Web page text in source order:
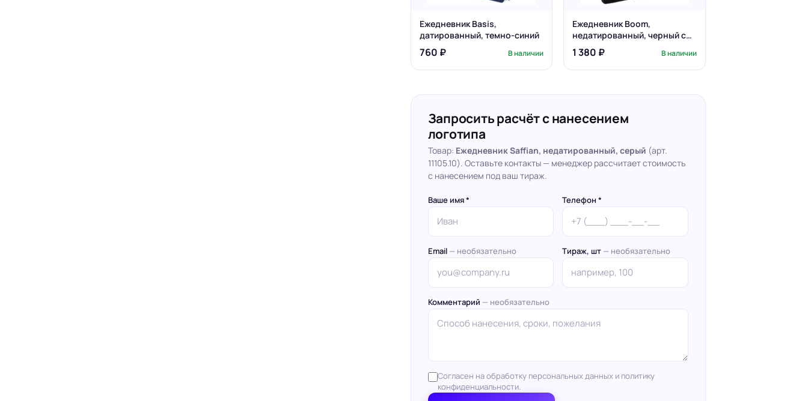
Ежедневник Basis,
датированный, темно-синий
760 ₽ В наличии
Ежедневник Boom,
недатированный, черный с
красным
1 380 ₽ В наличии
Запросить расчёт с нанесением
логотипа
Товар: Ежедневник Saffian, недатированный, серый (арт.
11105.10). Оставьте контакты — менеджер рассчитает стоимость
с нанесением под ваш тираж.
Ваше имя * Телефон *
Email — необязательно Тираж, шт — необязательно
Комментарий — необязательно
Согласен на обработку персональных данных и политику
конфиденциальности.